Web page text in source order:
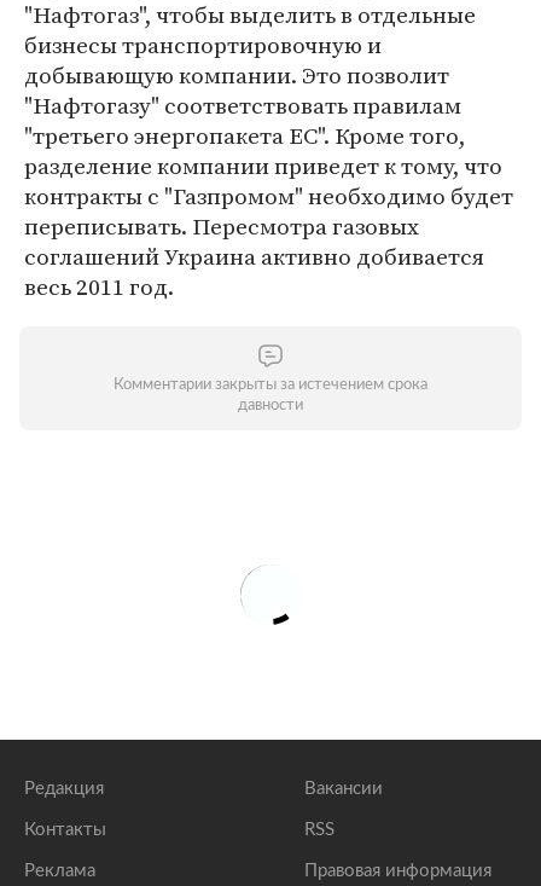
"Нафтогаз", чтобы выделить в отдельные
бизнесы транспортировочную и
добывающую компании. Это позволит
"Нафтогазу" соответствовать правилам
"третьего энергопакета ЕС". Кроме того,
разделение компании приведет к тому, что
контракты с "Газпромом" необходимо будет
переписывать. Пересмотра газовых
соглашений Украина активно добивается
весь 2011 год.
Комментарии закрыты за истечением срока
давности
Редакция
Контакты
Реклама
Вакансии
RSS
Правовая информация